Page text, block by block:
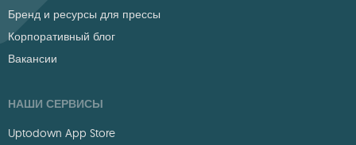
Бренд и ресурсы для прессы
Корпоративный блог
Вакансии
НАШИ СЕРВИСЫ
Uptodown App Store